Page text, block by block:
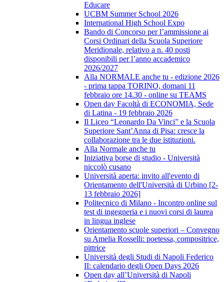
Educare
UCBM Summer School 2026
International High School Expo
Bando di Concorso per l’ammissione ai
Corsi Ordinari della Scuola Superiore
Meridionale, relativo a n. 40 posti
disponibili per l’anno accademico
2026/2027
Alla NORMALE anche tu - edizione 2026
- prima tappa TORINO, domani 11
febbraio ore 14.30 - online su TEAMS
Open day Facoltà di ECONOMIA, Sede
di Latina - 19 febbraio 2026
Il Liceo “Leonardo Da Vinci” e la Scuola
Superiore Sant’Anna di Pisa: cresce la
collaborazione tra le due istituzioni.
Alla Normale anche tu
Iniziativa borse di studio - Università
niccolò cusano
Università aperta: invito all'evento di
Orientamento dell'Università di Urbino [2-
13 febbraio 2026]
Politecnico di Milano - Incontro online sul
test di ingegneria e i nuovi corsi di laurea
in lingua inglese
Orientamento scuole superiori – Convegno
su Amelia Rosselli: poetessa, compositrice,
pittrice
Università degli Studi di Napoli Federico
II: calendario degli Open Days 2026
Open day all’Università di Napoli